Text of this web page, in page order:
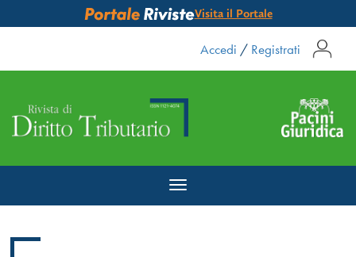
Visita il Portale
Accedi / Registrati
Toggle
navigation